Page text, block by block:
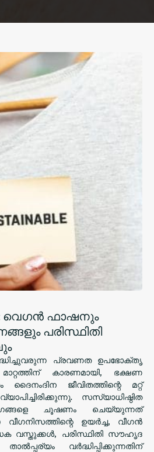
വെഗൻ ഫാഷനും
പരിസ്ഥിതി
പ്രവണത ഉപഭോക്തൃ
കാരണമായി, ഭക്ഷണ
ദൈനംദിന ജീവിതത്തിന്റെ മറ്റ്
സസ്യാധിഷ്ഠിത
ചൂഷണം ചെയ്യുന്നത്
വീഗനിസത്തിന്റെ ഉയർച്ച, വീഗൻ
വസ്തുക്കൾ, പരിസ്ഥിതി സൗഹൃദ
വർദ്ധിപ്പിക്കുന്നതിന്